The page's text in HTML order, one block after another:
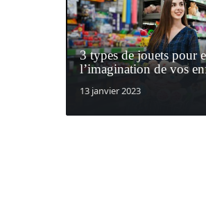
3 types de jouets pour
l’imagination de vos
13 janvier 2023